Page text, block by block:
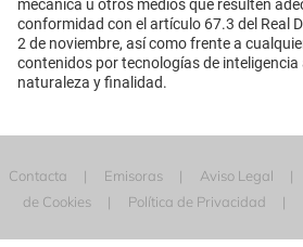
mecánica u otros medios que resulten
conformidad con el artículo 67.3 del Real
2 de noviembre, así como frente a
contenidos por tecnologías de inteligencia
naturaleza y finalidad.
Contacta Emisoras Aviso Legal
de Cookies
Política de Privacidad